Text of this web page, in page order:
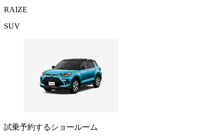
RAIZE
SUV
試乗予約するショールーム